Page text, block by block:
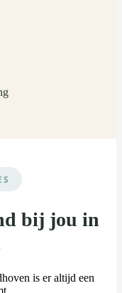
bij jou in
is er altijd een